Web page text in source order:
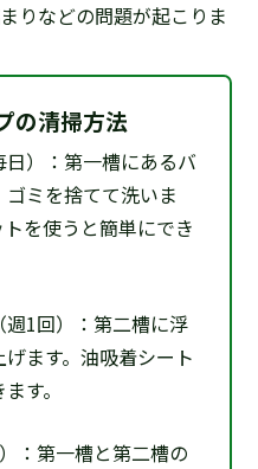
りなどの問題が起こりま
の清掃方法
）：第一槽にあるバ
ミを捨てて洗いま
を使うと簡単にでき
1回）：第二槽に浮
ます。油吸着シート
す。
：第一槽と第二槽の